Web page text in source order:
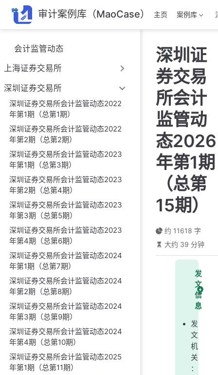
跳
至
主
內
容
审计案例库（MaoCase） 主页 案例库
会计监管动态
上海证券交易所
深圳证券交易所
深圳证券交易所会计监管动态2022
年第1期（总第1期）
深圳证券交易所会计监管动态2022
年第2期（总第2期）
深圳证券交易所会计监管动态2023
年第1期（总第3期）
深圳证券交易所会计监管动态2023
年第2期（总第4期）
深圳证券交易所会计监管动态2023
年第3期（总第5期）
深圳证券交易所会计监管动态2023
年第4期（总第6期）
深圳证券交易所会计监管动态2024
年第1期（总第7期）
深圳证券交易所会计监管动态2024
年第2期（总第8期）
深圳证券交易所会计监管动态2024
年第3期（总第9期）
深圳证券交易所会计监管动态2024
年第4期（总第10期）
深圳证券交易所会计监管动态2025
年第1期（总第11期）
深圳证
券交易
所会计
监管动
态2026
年第1期
（总第
15期）
约 11618 字
大约 39 分钟
发
文
信
息
发
文
机
关
：